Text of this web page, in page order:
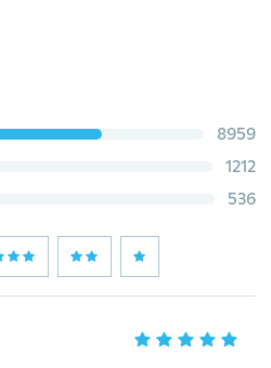
8959
1212
536